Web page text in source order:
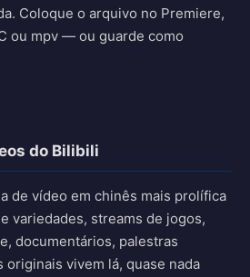
Coloque o arquivo no Premiere,
ou mpv — ou guarde como
do Bilibili
de vídeo em chinês mais prolífica
variedades, streams de jogos,
documentários, palestras
vivem lá, quase nada